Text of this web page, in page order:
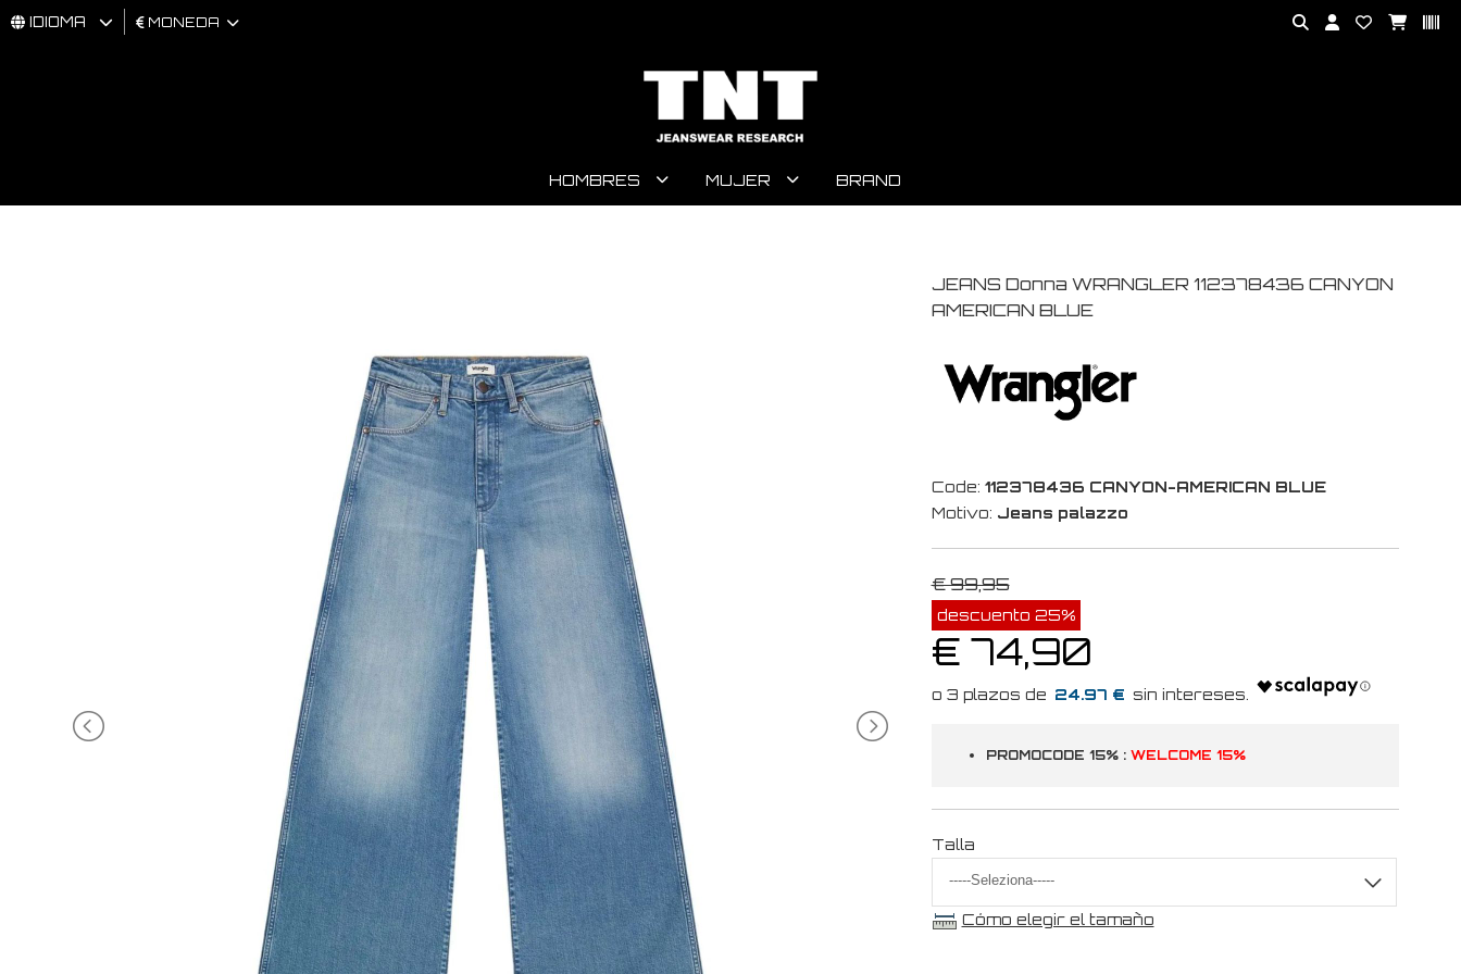
IDIOMA MONEDA
HOMBRES MUJER BRAND
JEANS Donna WRANGLER 112378436 CANYON
AMERICAN BLUE
Code: 112378436 CANYON-AMERICAN BLUE
Motivo: Jeans palazzo
€ 99,95
descuento 25%
€ 74,90
24.97 €
PROMOCODE 15% : WELCOME 15%
Talla
Cómo elegir el tamaño